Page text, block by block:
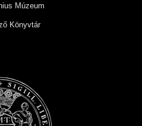
Múzeum
Könyvtár